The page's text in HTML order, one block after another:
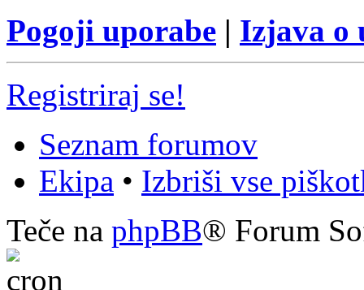
Pogoji uporabe | Izjava o
Registriraj se!
Seznam forumov
Ekipa • Izbriši vse
Teče na phpBB® Forum